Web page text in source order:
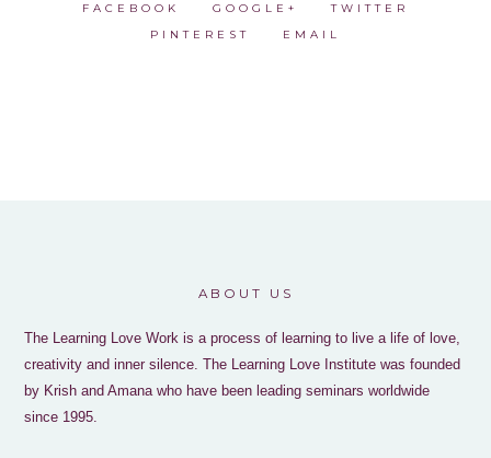
FACEBOOK GOOGLE+
TWITTER
PINTEREST
EMAIL
ABOUT US
The Learning Love Work is a process of learning to live a life of love,
creativity and inner silence. The Learning Love Institute was founded
by Krish and Amana who have been leading seminars worldwide
since 1995.